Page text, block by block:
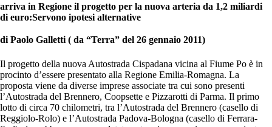
arriva in Regione il progetto per la nuova arteria da 1,2 miliardi
di euro:Servono ipotesi alternative
di Paolo Galletti ( da “Terra” del 26 gennaio 2011)
Il progetto della nuova Autostrada Cispadana vicina al Fiume Po è in
procinto d’essere presentato alla Regione Emilia-Romagna. La
proposta viene da diverse imprese associate tra cui sono presenti
l’Autostrada del Brennero, Coopsette e Pizzarotti di Parma. Il primo
lotto di circa 70 chilometri, tra l’Autostrada del Brennero (casello di
Reggiolo-Rolo) e l’Autostrada Padova-Bologna (casello di Ferrara-